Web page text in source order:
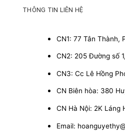
THÔNG TIN LIÊN HỆ
CN1: 77 Tân Thành,
CN2: 205 Đường số
CN3: Cc Lê Hồng
CN Biên hòa: 380
CN Hà Nội: 2K Láng
Email: